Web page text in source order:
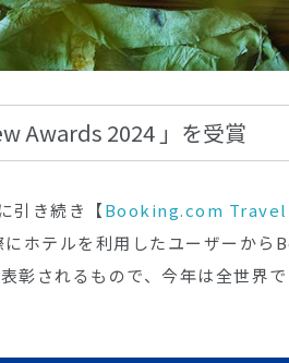
Awards 2024 」を受賞
引き続き【Booking.com
ホテルを利用したユーザーか
彰されるもので、今年は全世界